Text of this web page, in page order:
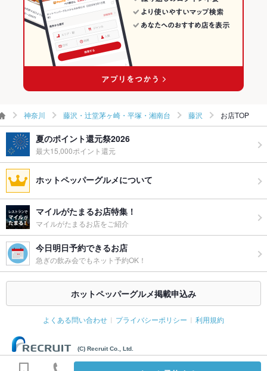
食べ放題
あり ：お得な食べ飲み放題コースをご用意!!宴会・飲み会にも
◎お席やコースもお気軽にご相談ください!!
カクテル充実、焼酎充実、日本酒充実、ワイン充実
お子様連れ歓迎 ：お子様連れも大歓迎◎藤沢エリアでのママ会
にもおすすめ◎
グパーティ
ー二次会
問い合わせください！
お祝い・サ
プライズ対
応
可
備考
藤沢駅 × 焼き鳥・鶏料理
神奈川 藤沢・辻堂茅ヶ崎・平塚・湘南台 藤沢 お店TOP
夏のポイント還元祭2026
最大15,000ポイント還元
ホットペッパーグルメについて
マイルがたまるお店特集！
マイルがたまるお店をご紹介
今日明日予約できるお店
急ぎの飲み会でもネット予約OK！
ホットペッパーグルメ掲載申込み
よくある問い合わせ プライバシーポリシー 利用規約
(C) Recruit Co., Ltd.